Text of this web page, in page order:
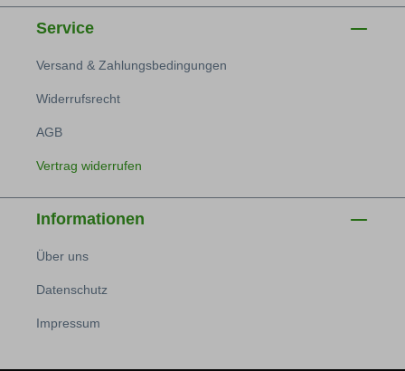
Service
Versand & Zahlungsbedingungen
Widerrufsrecht
AGB
Vertrag widerrufen
Informationen
Über uns
Datenschutz
Impressum